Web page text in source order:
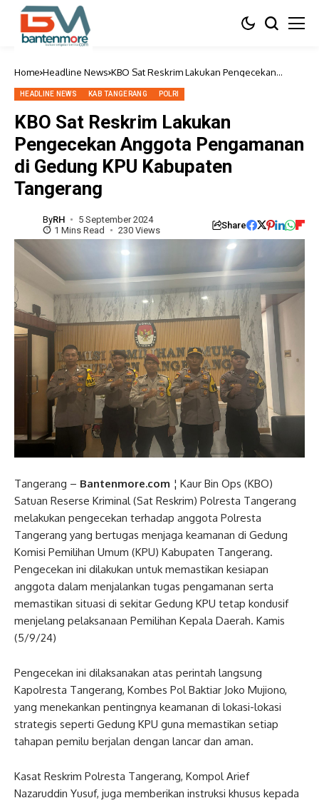
Home Headline News KBO Sat Reskrim Lakukan Pengecekan
Kabupaten Tangerang
HEADLINE NEWS KAB TANGERANG POLRI
KBO Sat Reskrim Lakukan
Pengecekan Anggota Pengamanan
di Gedung KPU Kabupaten
Tangerang
ByRH
5 September 2024
1 Mins Read
230 Views Share
Tangerang – Bantenmore.com ¦ Kaur Bin Ops (KBO)
Satuan Reserse Kriminal (Sat Reskrim) Polresta Tangerang
melakukan pengecekan terhadap anggota Polresta
Tangerang yang bertugas menjaga keamanan di Gedung
Komisi Pemilihan Umum (KPU) Kabupaten Tangerang.
Pengecekan ini dilakukan untuk memastikan kesiapan
anggota dalam menjalankan tugas pengamanan serta
memastikan situasi di sekitar Gedung KPU tetap kondusif
menjelang pelaksanaan Pemilihan Kepala Daerah. Kamis
(5/9/24)
Pengecekan ini dilaksanakan atas perintah langsung
Kapolresta Tangerang, Kombes Pol Baktiar Joko Mujiono,
yang menekankan pentingnya keamanan di lokasi-lokasi
strategis seperti Gedung KPU guna memastikan setiap
tahapan pemilu berjalan dengan lancar dan aman.
Kasat Reskrim Polresta Tangerang, Kompol Arief
Nazaruddin Yusuf, juga memberikan instruksi khusus kepada